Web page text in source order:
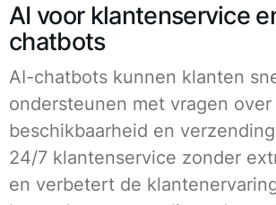
AI voor klantenservice
chatbots
AI-chatbots kunnen klanten
ondersteunen met vragen
beschikbaarheid en
24/7 klantenservice zonder
en verbetert de